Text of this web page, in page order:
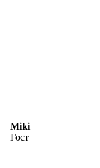
Miki
Гост